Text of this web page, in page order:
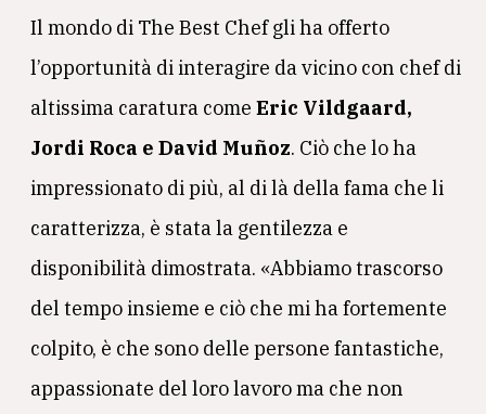
Il mondo di The Best Chef gli ha offerto
l’opportunità di interagire da vicino con chef di
altissima caratura come Eric Vildgaard,
Jordi Roca e David Muñoz. Ciò che lo ha
impressionato di più, al di là della fama che li
caratterizza, è stata la gentilezza e
disponibilità dimostrata. «Abbiamo trascorso
del tempo insieme e ciò che mi ha fortemente
colpito, è che sono delle persone fantastiche,
appassionate del loro lavoro ma che non